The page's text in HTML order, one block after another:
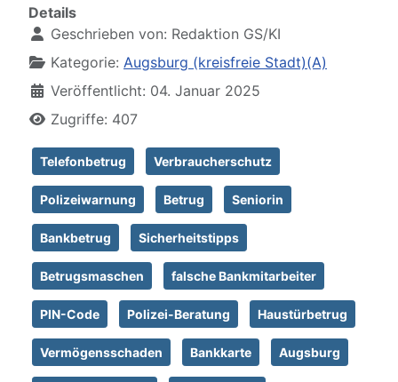
Details
Geschrieben von: Redaktion GS/KI
Kategorie: Augsburg (kreisfreie Stadt)(A)
Veröffentlicht: 04. Januar 2025
Zugriffe: 407
Telefonbetrug Verbraucherschutz
Polizeiwarnung Betrug Seniorin
Bankbetrug Sicherheitstipps
Betrugsmaschen falsche Bankmitarbeiter
PIN-Code Polizei-Beratung Haustürbetrug
Vermögensschaden Bankkarte Augsburg